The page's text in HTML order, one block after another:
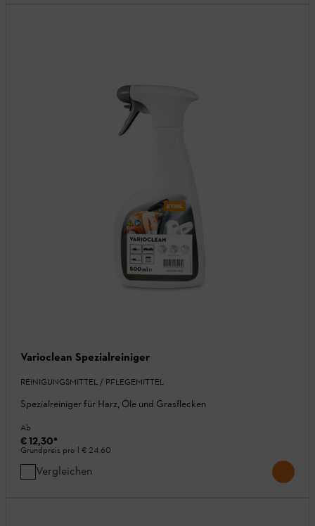
Varioclean Spezialreiniger
REINIGUNGSMITTEL / PFLEGEMITTEL
Spezialreiniger für Harz, Öle und Grasflecken
Ab
€ 12,30*
Grundpreis pro l € 24,60
Vergleichen